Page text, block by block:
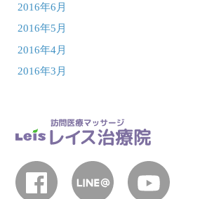
2016年6月
2016年5月
2016年4月
2016年3月